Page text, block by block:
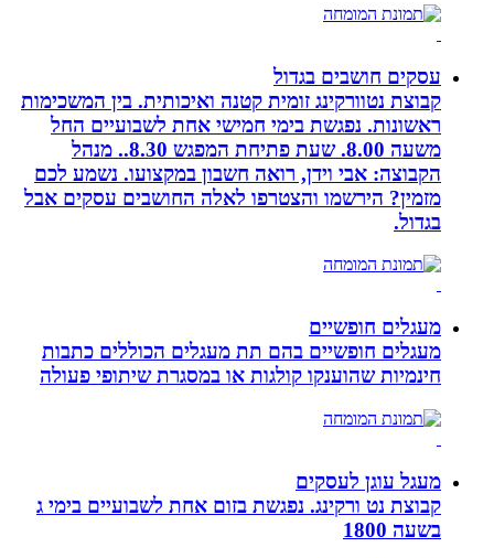
עסקים חושבים בגדול
קבוצת נטוורקינג זומית קטנה ואיכותית. בין המשכימות
ראשונות. נפגשת בימי חמישי אחת לשבועיים החל
משעה 8.00. שעת פתיחת המפגש 8.30.. מנהל
הקבוצה: אבי וידן, רואה חשבון במקצועו. נשמע לכם
מזמין? הירשמו והצטרפו לאלה החושבים עסקים אבל
בגדול.
מעגלים חופשיים
מעגלים חופשיים בהם תת מעגלים הכוללים כתבות
חינמיות שהוענקו קולגות או במסגרת שיתופי פעולה
מעגל עוגן לעסקים
קבוצת נט ורקינג. נפגשת בזום אחת לשבועיים בימי ג
בשעה 1800